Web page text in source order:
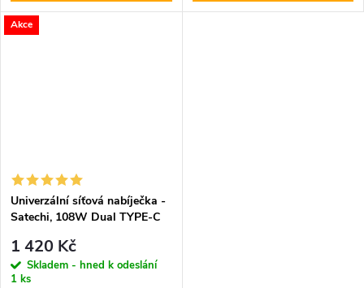
Akce
Univerzální síťová nabíječka -
Satechi, 108W Dual TYPE-C
1 420 Kč
Skladem - hned k odeslání
1 ks